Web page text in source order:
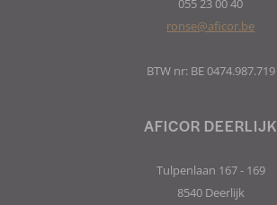
AFICOR DEERLIJK
Tulpenlaan 167 - 169
8540 Deerlijk
055 23 00 40
ronse@aficor.be
BTW nr: BE 0474.987.719